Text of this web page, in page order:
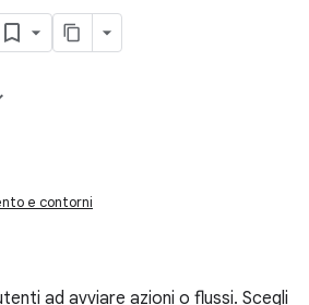
e contorni
ad avviare azioni o flussi. Scegli